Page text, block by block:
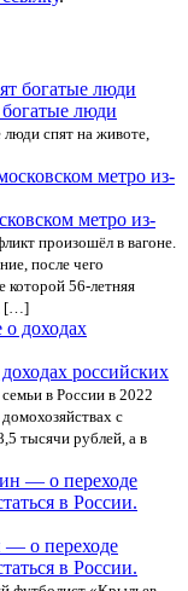
богатые люди
люди спят на животе,
метро из-
произошёл в вагоне.
после чего
которой 56-летняя
[…]
российских
в России в 2022
с
тысячи рублей, а в
— о переходе
в России.